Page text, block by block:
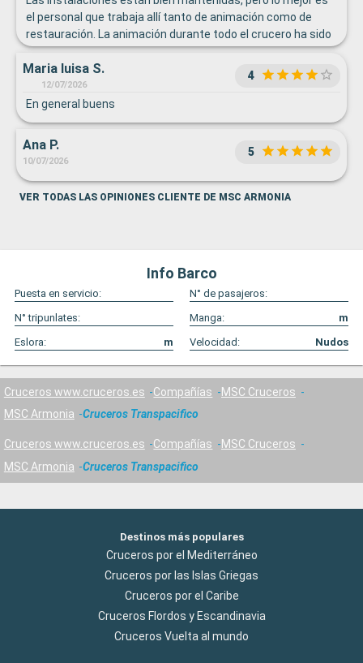
el personal que trabaja allí tanto de animación como de
restauración. La animación durante todo el crucero ha sido
muy buena ya que hacia mucho más ameno las horas que
había que estar en el barco.
Maria luisa S.
12/07/2026
4
En general buens
Ana P.
10/07/2026
5
VER TODAS LAS OPINIONES CLIENTE DE MSC ARMONIA
Info Barco
Puesta en servicio:
N° de pasajeros:
N° tripunlates:
Manga:
m
Eslora:
m Velocidad: Nudos
Cruceros www.cruceros.es Compañías
MSC Cruceros
MSC Armonia
Cruceros Transpacifico
Cruceros www.cruceros.es Compañías
MSC Cruceros
MSC Armonia
Cruceros Transpacifico
Destinos más populares
Cruceros por el Mediterráneo
Cruceros por las Islas Griegas
Cruceros por el Caribe
Cruceros Flordos y Escandinavia
Cruceros Vuelta al mundo